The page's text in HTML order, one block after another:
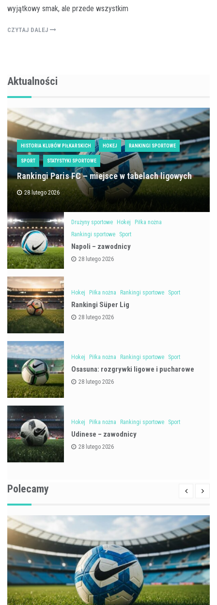
wyjątkowy smak, ale przede wszystkim
CZYTAJ DALEJ
Aktualności
HISTORIA KLUBÓW PIŁKARSKICH HOKEJ RANKINGI SPORTOWE
SPORT STATYSTYKI SPORTOWE
Rankingi Paris FC – miejsce w tabelach ligowych
28 lutego 2026
Drużyny sportowe Hokej
Piłka nożna
Rankingi sportowe
Sport
Napoli – zawodnicy
28 lutego 2026
Hokej Piłka nożna Rankingi sportowe Sport
Rankingi Süper Lig
28 lutego 2026
Hokej Piłka nożna Rankingi sportowe Sport
Osasuna: rozgrywki ligowe i pucharowe
28 lutego 2026
Hokej Piłka nożna Rankingi sportowe Sport
Udinese – zawodnicy
28 lutego 2026
Polecamy